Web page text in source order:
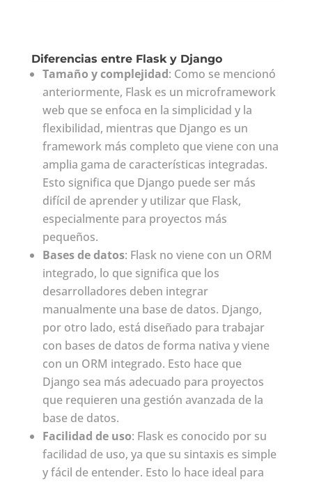
Diferencias entre Flask y Django
Tamaño y complejidad: Como se mencionó
anteriormente, Flask es un microframework
web que se enfoca en la simplicidad y la
flexibilidad, mientras que Django es un
framework más completo que viene con una
amplia gama de características integradas.
Esto significa que Django puede ser más
difícil de aprender y utilizar que Flask,
especialmente para proyectos más
pequeños.
Bases de datos: Flask no viene con un ORM
integrado, lo que significa que los
desarrolladores deben integrar
manualmente una base de datos. Django,
por otro lado, está diseñado para trabajar
con bases de datos de forma nativa y viene
con un ORM integrado. Esto hace que
Django sea más adecuado para proyectos
que requieren una gestión avanzada de la
base de datos.
Facilidad de uso: Flask es conocido por su
facilidad de uso, ya que su sintaxis es simple
y fácil de entender. Esto lo hace ideal para